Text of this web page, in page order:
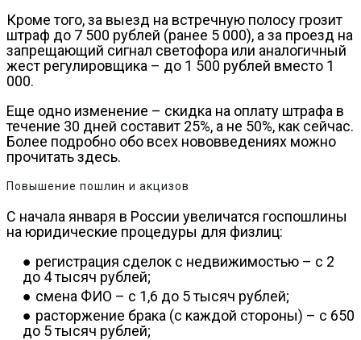
Кроме того, за выезд на встречную полосу грозит
штраф до 7 500 рублей (ранее 5 000), а за проезд на
запрещающий сигнал светофора или аналогичный
жест регулировщика – до 1 500 рублей вместо 1
000.
Еще одно изменение – скидка на оплату штрафа в
течение 30 дней составит 25%, а не 50%, как сейчас.
Более подробно обо всех нововведениях можно
прочитать здесь.
Повышение пошлин и акцизов
С начала января в России увеличатся госпошлины
на юридические процедуры для физлиц:
регистрация сделок с недвижимостью – с 2
до 4 тысяч рублей;
смена ФИО – с 1,6 до 5 тысяч рублей;
расторжение брака (с каждой стороны) – с 650
до 5 тысяч рублей;